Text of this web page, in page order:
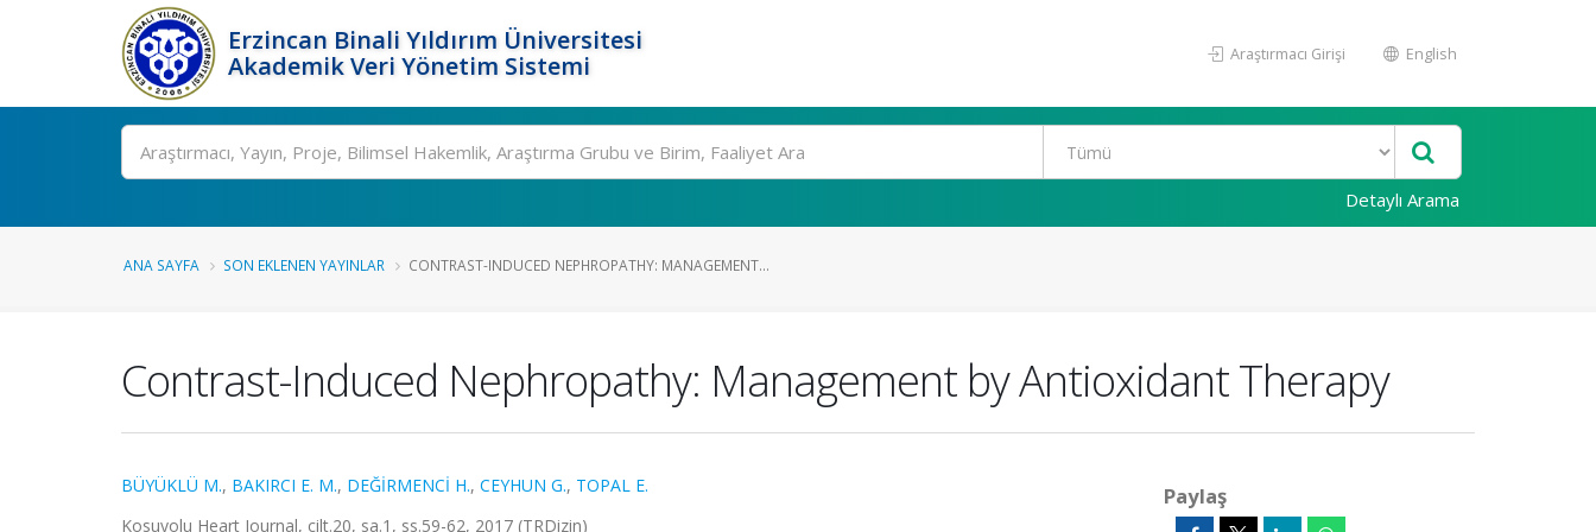
Erzincan Binali Yıldırım Üniversitesi
Akademik Veri Yönetim Sistemi
Araştırmacı Girişi English
Ara
Detaylı Arama
ANA SAYFA SON EKLENEN YAYINLAR CONTRAST-INDUCED NEPHROPATHY: MANAGEMENT...
Contrast-Induced Nephropathy: Management by Antioxidant Therapy
BÜYÜKLÜ M., BAKIRCI E. M., DEĞİRMENCİ H., CEYHUN G., TOPAL E.
Kosuyolu Heart Journal, cilt.20, sa.1, ss.59-62, 2017 (TRDizin)
Paylaş